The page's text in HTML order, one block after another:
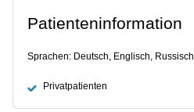
Patienteninformation
Sprachen: Deutsch, Englisch, Russisch
Privatpatienten